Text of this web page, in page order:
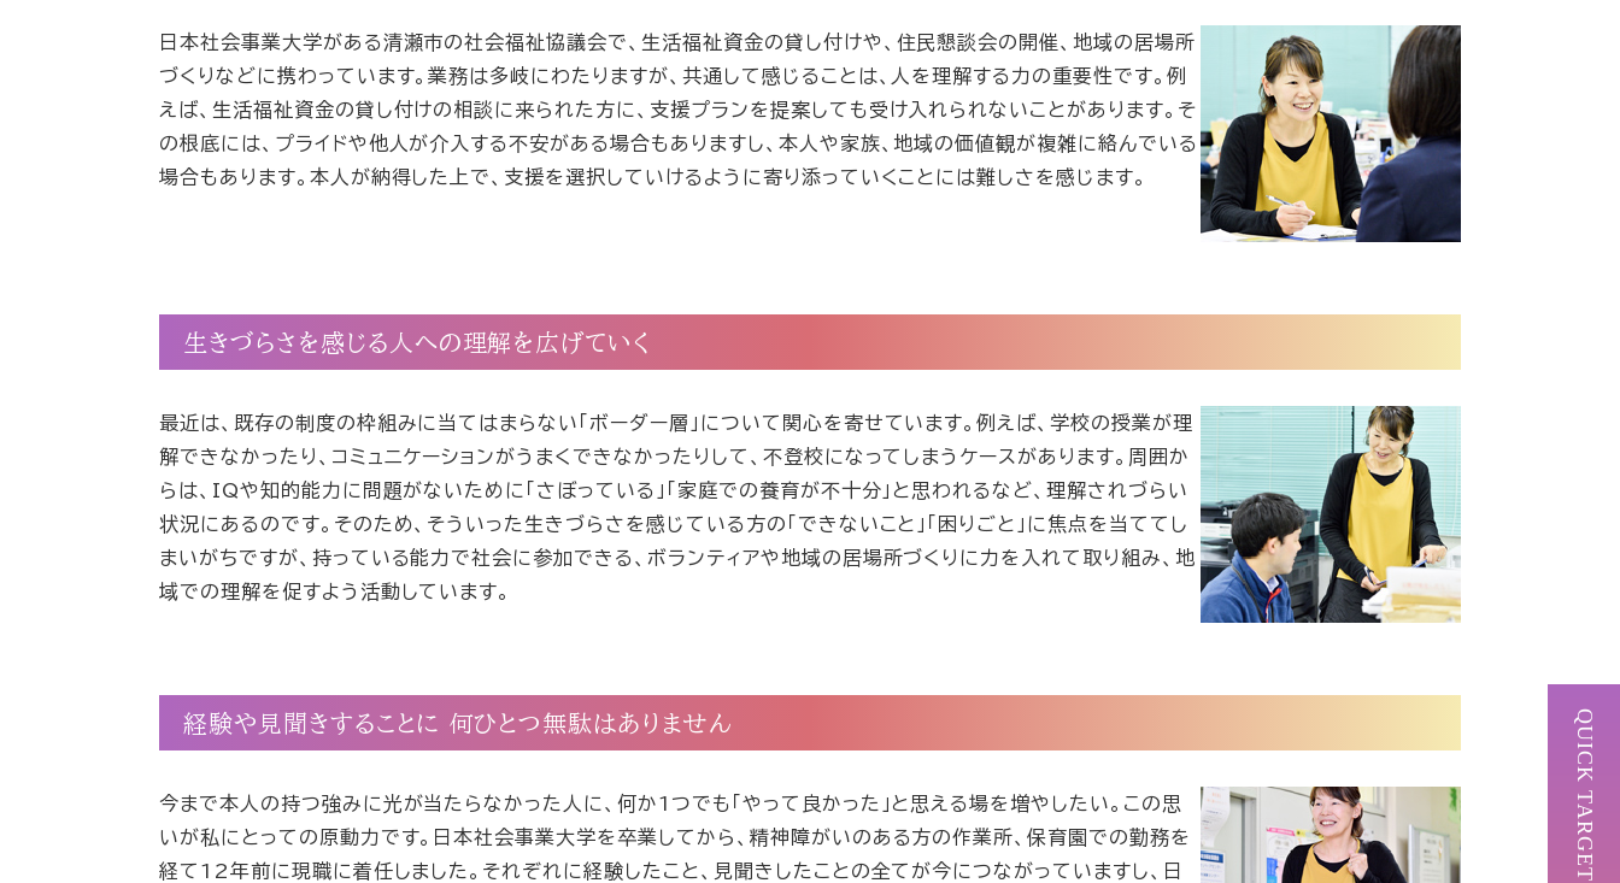
QUICK TARGET
日本社会事業大学がある清瀬市の社会福祉協議会で、生活福祉資金の貸し付けや、住民懇談会の開催、地域の居場所
づくりなどに携わっています。業務は多岐にわたりますが、共通して感じることは、人を理解する力の重要性です。例
えば、生活福祉資金の貸し付けの相談に来られた方に、支援プランを提案しても受け入れられないことがあります。そ
の根底には、プライドや他人が介入する不安がある場合もありますし、本人や家族、地域の価値観が複雑に絡んでいる
場合もあります。本人が納得した上で、支援を選択していけるように寄り添っていくことには難しさを感じます。
生きづらさを感じる人への理解を広げていく
最近は、既存の制度の枠組みに当てはまらない「ボーダー層」について関心を寄せています。例えば、学校の授業が理
解できなかったり、コミュニケーションがうまくできなかったりして、不登校になってしまうケースがあります。周囲か
らは、IQや知的能力に問題がないために「さぼっている」「家庭での養育が不十分」と思われるなど、理解されづらい
状況にあるのです。そのため、そういった生きづらさを感じている方の「できないこと」「困りごと」に焦点を当ててし
まいがちですが、持っている能力で社会に参加できる、ボランティアや地域の居場所づくりに力を入れて取り組み、地
域での理解を促すよう活動しています。
経験や見聞きすることに 何ひとつ無駄はありません
今まで本人の持つ強みに光が当たらなかった人に、何か1つでも「やって良かった」と思える場を増やしたい。この思
いが私にとっての原動力です。日本社会事業大学を卒業してから、精神障がいのある方の作業所、保育園での勤務を
経て12年前に現職に着任しました。それぞれに経験したこと、見聞きしたことの全てが今につながっていますし、日